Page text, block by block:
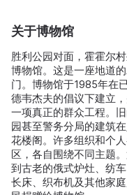
关于博物馆
胜利公园对面，霍霍尔
博物馆。这是一座地道
门。博物馆于1985年在
德韦杰夫的倡议下建立
一项真正的群众工程。
园甚至警务分局的建筑
花楼阁。许多组织和个
区，各自围绕不同主题
到古老的俄式炉灶、纺
长床、织布机及其他家